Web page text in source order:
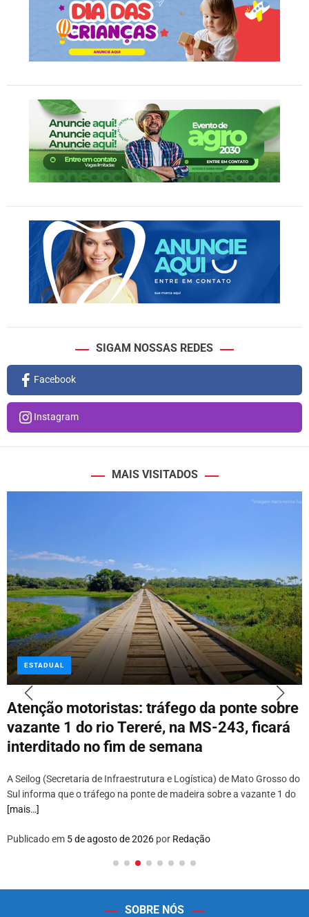
SIGAM NOSSAS REDES
Facebook
Instagram
MAIS VISITADOS
ESTADUAL
Atenção motoristas: tráfego da ponte sobre
vazante 1 do rio Tereré, na MS-243, ficará
interditado no fim de semana
A Seilog (Secretaria de Infraestrutura e Logística) de Mato Grosso do
Sul informa que o tráfego na ponte de madeira sobre a vazante 1 do
[mais…]
Publicado em 5 de agosto de 2026 por Redação
SOBRE NÓS